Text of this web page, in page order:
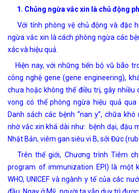
1. Chủng ngừa vắc xin là chủ động
Với tính phòng vệ chủ động và đặc
ngừa vắc xin là cách phòng ngừa các
xác và hiệu quả.
Hiện nay, với những tiến bộ vũ bão
công nghệ gene (gene engineering),
chưa hoặc không thể điều trị, gây
vong có thể phòng ngừa hiệu quả qua
Danh sách các bệnh “nan y”, chữa
nhờ vắc xin khá dài như: bệnh dại, đậu
Nhật Bản, viêm gan siêu vi B, sởi Đức
Trên thế giới, Chương trình Tiêm
program of immunization EPI) là một
WHO, UNICEF và ngành y tế của các